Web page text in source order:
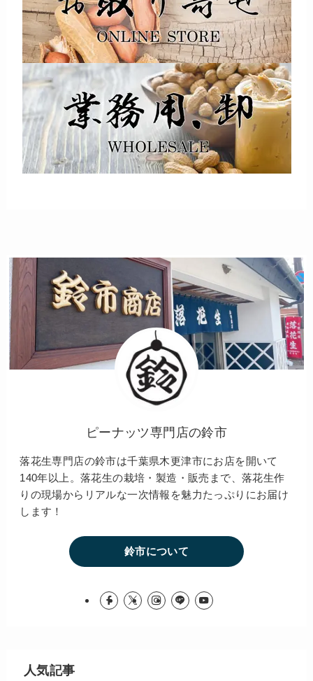
ピーナッツ専門店の鈴市
落花生専門店の鈴市は千葉県木更津市にお店を開いて
140年以上。落花生の栽培・製造・販売まで、落花生作
りの現場からリアルな一次情報を魅力たっぷりにお届け
します！
鈴市について
人気記事